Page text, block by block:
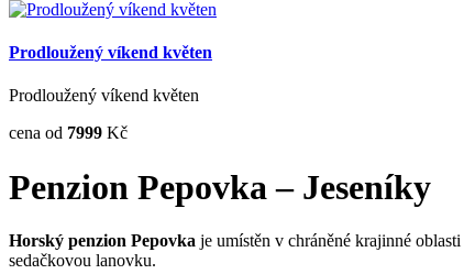
Prodloužený víkend květen
Prodloužený víkend květen
cena od 7999 Kč
Penzion Pepovka – Jeseníky
Horský penzion Pepovka je umístěn v chráněné krajinné oblasti
sedačkovou lanovku.